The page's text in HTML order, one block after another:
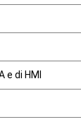
di HMI